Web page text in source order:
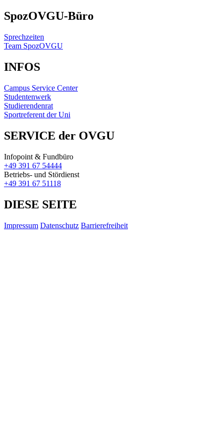
SpozOVGU-Büro
Sprechzeiten
Team SpozOVGU
INFOS
Campus Service Center
Studentenwerk
Studierendenrat
Sportreferent der Uni
SERVICE der OVGU
Infopoint & Fundbüro
+49 391 67 54444
Betriebs- und Stördienst
+49 391 67 51118
DIESE SEITE
Impressum Datenschutz Barrierefreiheit